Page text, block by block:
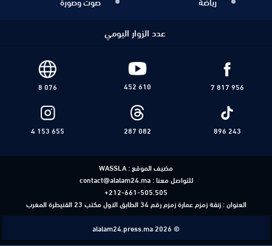
عدد الزوار اليومي
7 817 956
452 610
8 076
896 243
287 082
4 153 655
مضيف الموقع :WASSLA
للتواصل معنا :contact@alalam24.ma
+212-661-505.505
العنوان : زنقة زمزم عمارة زمزم رقم 34 الطابق الاول مكتب 23 القنيطرة المغرب
alalam24.press.ma 2026 ©